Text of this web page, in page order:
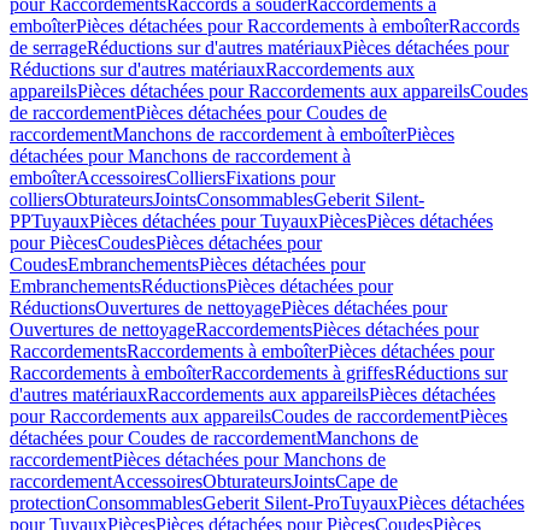
pour RaccordementsRaccords à souderRaccordements à
emboîterPièces détachées pour Raccordements à emboîterRaccords
de serrageRéductions sur d'autres matériauxPièces détachées pour
Réductions sur d'autres matériauxRaccordements aux
appareilsPièces détachées pour Raccordements aux appareilsCoudes
de raccordementPièces détachées pour Coudes de
raccordementManchons de raccordement à emboîterPièces
détachées pour Manchons de raccordement à
emboîterAccessoiresColliersFixations pour
colliersObturateursJointsConsommablesGeberit Silent-
PPTuyauxPièces détachées pour TuyauxPiècesPièces détachées
pour PiècesCoudesPièces détachées pour
CoudesEmbranchementsPièces détachées pour
EmbranchementsRéductionsPièces détachées pour
RéductionsOuvertures de nettoyagePièces détachées pour
Ouvertures de nettoyageRaccordementsPièces détachées pour
RaccordementsRaccordements à emboîterPièces détachées pour
Raccordements à emboîterRaccordements à griffesRéductions sur
d'autres matériauxRaccordements aux appareilsPièces détachées
pour Raccordements aux appareilsCoudes de raccordementPièces
détachées pour Coudes de raccordementManchons de
raccordementPièces détachées pour Manchons de
raccordementAccessoiresObturateursJointsCape de
protectionConsommablesGeberit Silent-ProTuyauxPièces détachées
pour TuyauxPiècesPièces détachées pour PiècesCoudesPièces